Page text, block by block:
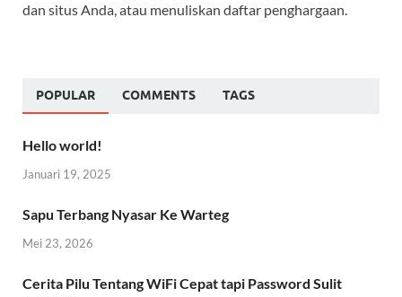
dan situs Anda, atau menuliskan daftar penghargaan.
POPULAR COMMENTS TAGS
Hello world!
Januari 19, 2025
Sapu Terbang Nyasar Ke Warteg
Mei 23, 2026
Cerita Pilu Tentang WiFi Cepat tapi Password Sulit